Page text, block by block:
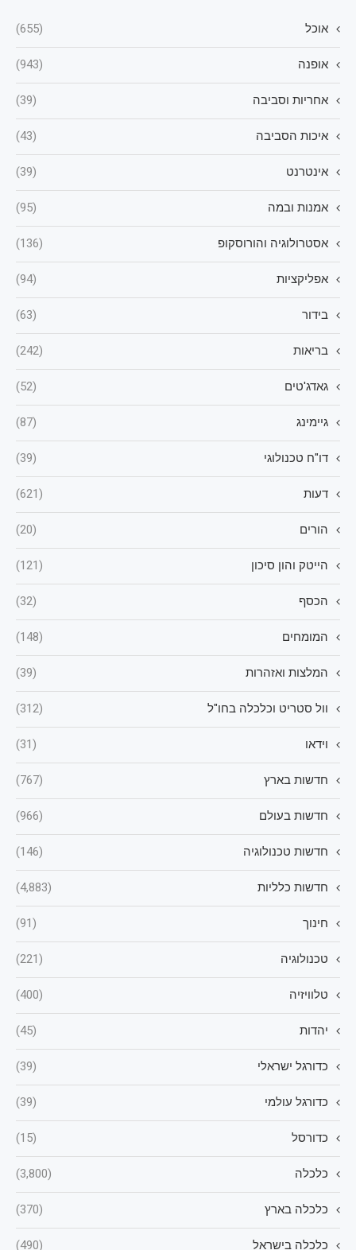
אוכל (655)
אופנה (943)
אחריות וסביבה (39)
איכות הסביבה (43)
אינטרנט (39)
אמנות ובמה (95)
אסטרולוגיה והורוסקופ (136)
אפליקציות (94)
בידור (63)
בריאות (242)
גאדג'טים (52)
גיימינג (87)
דו"ח טכנולוגי (39)
דעות (621)
הורים (20)
הייטק והון סיכון (121)
הכסף (32)
המומחים (148)
המלצות ואזהרות (39)
וול סטריט וכלכלה בחו"ל (312)
וידאו (31)
חדשות בארץ (767)
חדשות בעולם (966)
חדשות טכנולוגיה (146)
חדשות כלליות (4,883)
חינוך (91)
טכנולוגיה (221)
טלוויזיה (400)
יהדות (45)
כדורגל ישראלי (39)
כדורגל עולמי (39)
כדורסל (15)
כלכלה (3,800)
כלכלה בארץ (370)
כלכלה בישראל (490)